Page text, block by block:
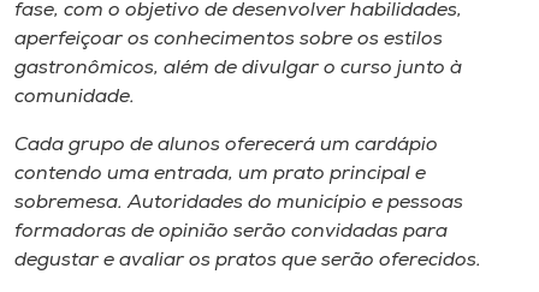
Biblioteca
Editora
Rádio
Museu
fase, com o objetivo de desenvolver habilidades,
aperfeiçoar os conhecimentos sobre os estilos
gastronômicos, além de divulgar o curso junto à
comunidade.
Cada grupo de alunos oferecerá um cardápio
contendo uma entrada, um prato principal e
sobremesa. Autoridades do município e pessoas
formadoras de opinião serão convidadas para
degustar e avaliar os pratos que serão oferecidos.